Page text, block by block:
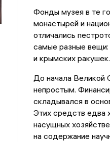
Фонды музея в те
монастырей и
отличались
самые разные вещи:
и крымских ракушек.
До начала Великой
непростым.
складывался в
Этих средств едва
насущных
на содержание